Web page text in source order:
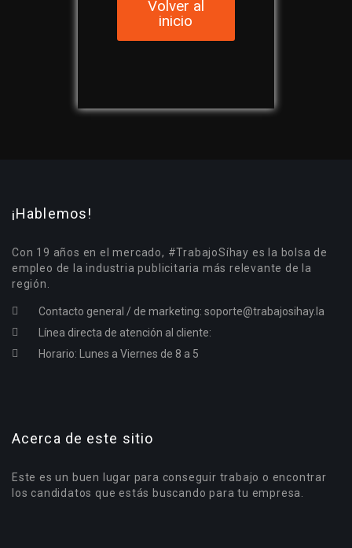
Volver al
inicio
¡Hablemos!
Con 19 años en el mercado, #TrabajoSíhay es la bolsa de
empleo de la industria publicitaria más relevante de la
región.
Contacto general / de marketing: soporte@trabajosihay.la
Línea directa de atención al cliente:
Horario: Lunes a Viernes de 8 a 5
Acerca de este sitio
Este es un buen lugar para conseguir trabajo o encontrar
los candidatos que estás buscando para tu empresa.